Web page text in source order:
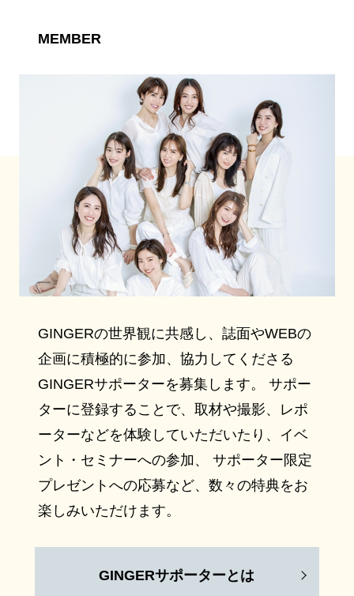
MEMBER
GINGERの世界観に共感し、誌面やWEBの
企画に積極的に参加、協力してくださる
GINGERサポーターを募集します。 サポー
ターに登録することで、取材や撮影、レポ
ーターなどを体験していただいたり、イベ
ント・セミナーへの参加、 サポーター限定
プレゼントへの応募など、数々の特典をお
楽しみいただけます。
GINGERサポーターとは